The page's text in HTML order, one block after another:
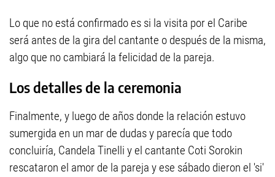
Lo que no está confirmado es si la visita por el Caribe
será antes de la gira del cantante o después de la misma,
algo que no cambiará la felicidad de la pareja.
Los detalles de la ceremonia
Finalmente, y luego de años donde la relación estuvo
sumergida en un mar de dudas y parecía que todo
concluiría, Candela Tinelli y el cantante Coti Sorokin
rescataron el amor de la pareja y ese sábado dieron el 'si'